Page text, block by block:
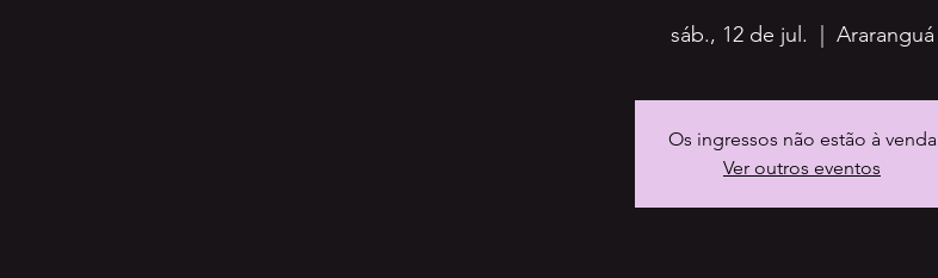
sáb., 12 de jul. Araranguá
Os ingressos não estão à venda
Ver outros eventos